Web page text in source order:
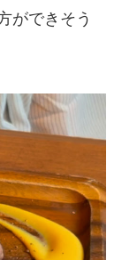
ができそう